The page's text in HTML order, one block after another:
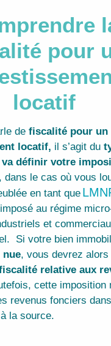
pour
locatif
defiscalité pour un
locatif, il s’agit du
définir votre
dans le cas où vous
en tant que
au régime
et
Si votre bien
nue, vous devrez alors
relative aux
cette imposition
revenus fonciers
la source.